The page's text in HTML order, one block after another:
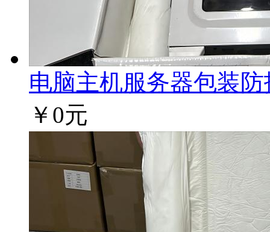
电脑主机服务器包装防
￥0元